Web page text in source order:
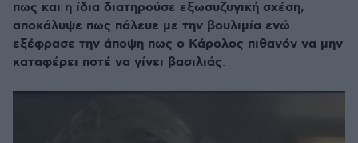
πως και η ίδια διατηρούσε εξωσυζυγική σχέση,
αποκάλυψε πως πάλευε με την βουλιμία ενώ
εξέφρασε την άποψη πως ο Κάρολος πιθανόν να μην
καταφέρει ποτέ να γίνει βασιλιάς.